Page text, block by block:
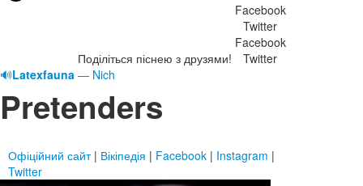
Поділіться піснею з друзями!
Facebook
Twitter
Facebook
Twitter
🔊Latexfauna — Nich
Pretenders
Офіційний сайт| Вікіпедія | Facebook | Instagram |
Twitter